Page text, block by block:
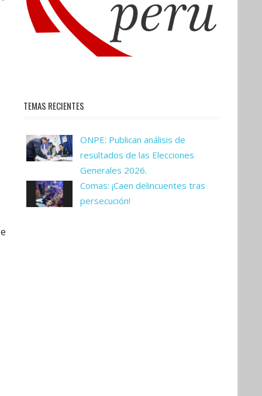
TEMAS RECIENTES
ONPE: Publican análisis de
resultados de las Elecciones
Generales 2026.
Comas: ¡Caen delincuentes tras
persecución!